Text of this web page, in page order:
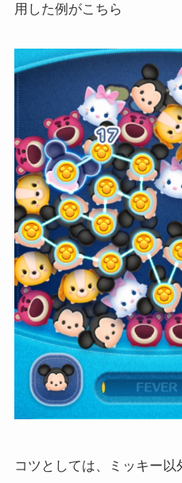
用した例がこちら
コツとしては、ミッキー